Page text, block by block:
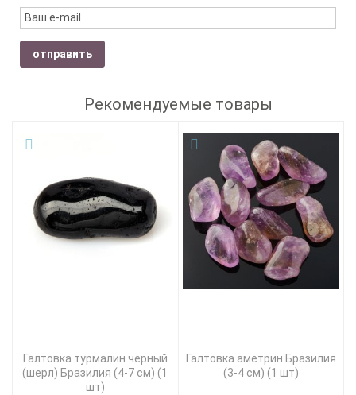
отправить
Рекомендуемые товары
Галтовка турмалин черный
(шерл) Бразилия (4-7 см) (1
шт)
Галтовка аметрин Бразилия
(3-4 см) (1 шт)